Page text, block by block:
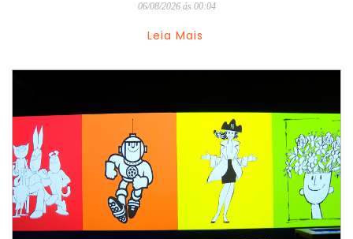
06/08/2026 ás 00:04
Leia Mais